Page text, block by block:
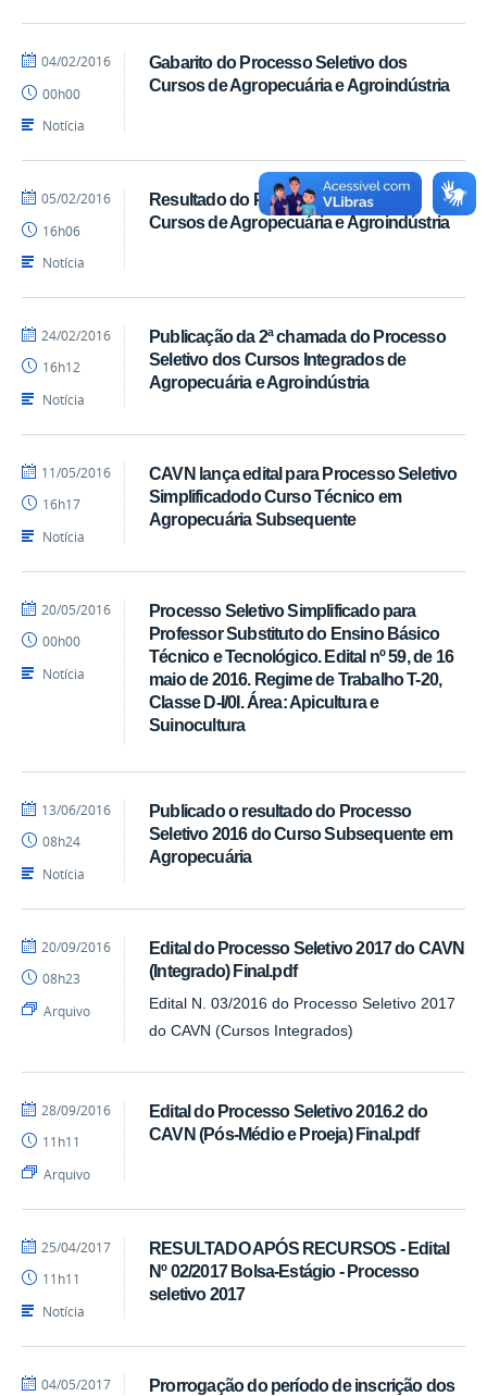
Gabarito do Processo Seletivo dos
Cursos de Agropecuária e Agroindústria
por
publicado
04/02/2016
00h00
Notícia
Resultado do Processo Seletivo dos
Cursos de Agropecuária e Agroindústria
por
publicado
05/02/2016
16h06
Notícia
Publicação da 2ª chamada do Processo
Seletivo dos Cursos Integrados de
Agropecuária e Agroindústria
por
publicado
24/02/2016
16h12
Notícia
CAVN lança edital para Processo Seletivo
Simplificadodo Curso Técnico em
Agropecuária Subsequente
por
publicado
11/05/2016
16h17
Notícia
Processo Seletivo Simplificado para
Professor Substituto do Ensino Básico
Técnico e Tecnológico. Edital nº 59, de 16
maio de 2016. Regime de Trabalho T-20,
Classe D-I/0I. Área: Apicultura e
Suinocultura
por
publicado
20/05/2016
00h00
Notícia
Publicado o resultado do Processo
Seletivo 2016 do Curso Subsequente em
Agropecuária
por
publicado
13/06/2016
08h24
Notícia
Edital do Processo Seletivo 2017 do CAVN
(Integrado) Final.pdf
Edital N. 03/2016 do Processo Seletivo 2017
do CAVN (Cursos Integrados)
por
publicado
20/09/2016
08h23
Arquivo
Edital do Processo Seletivo 2016.2 do
CAVN (Pós-Médio e Proeja) Final.pdf
por
publicado
28/09/2016
11h11
Arquivo
RESULTADO APÓS RECURSOS - Edital
Nº 02/2017 Bolsa-Estágio - Processo
seletivo 2017
por
Dantas
publicado
25/04/2017
11h11
Notícia
Prorrogação do período de inscrição dos
por
publicado
04/05/2017